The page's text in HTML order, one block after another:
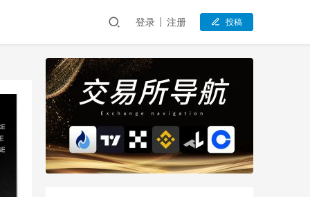
登录 注册 投稿